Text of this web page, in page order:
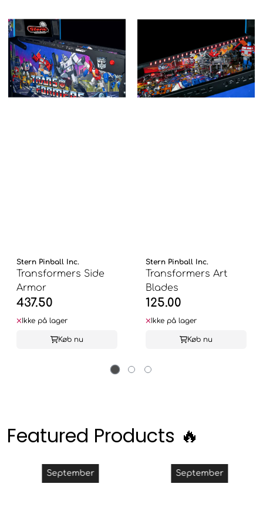
Stern Pinball Inc.
Transformers Side
Armor
437.50
Ikke på lager
Køb nu
Stern Pinball Inc.
Transformers Art
Blades
125.00
Ikke på lager
Køb nu
Featured Products 🔥
September September